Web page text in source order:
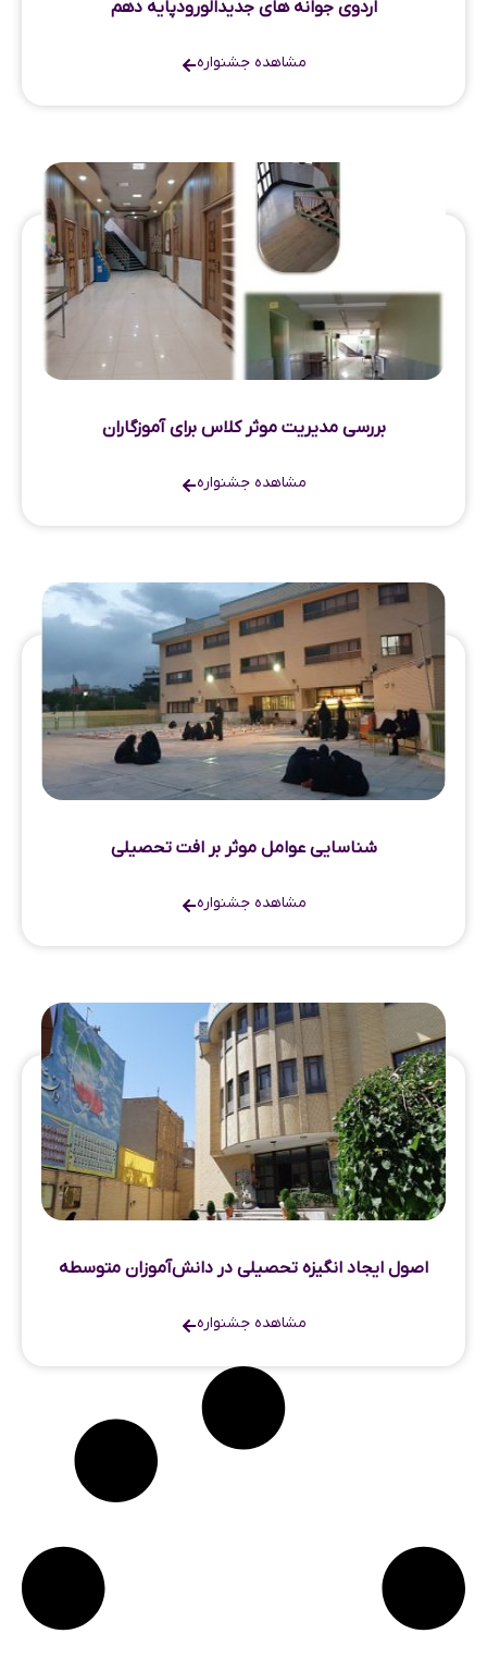
اردوی جوانه های جدیدالورودپایه دهم
مشاهده جشنواره
بررسی مدیریت موثر کلاس برای آموزگاران
مشاهده جشنواره
شناسایی عوامل موثر بر افت تحصیلی
مشاهده جشنواره
اصول ایجاد انگیزه تحصیلی در دانش‌آموزان متوسطه
مشاهده جشنواره